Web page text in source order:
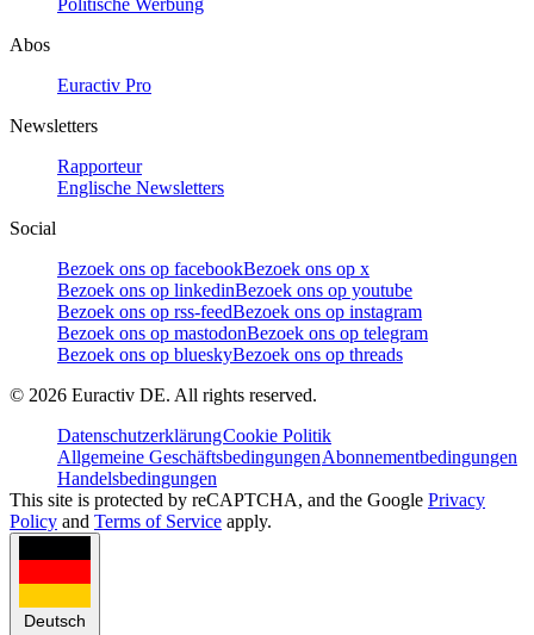
Politische Werbung
Abos
Euractiv Pro
Newsletters
Rapporteur
Englische Newsletters
Social
Bezoek ons op facebookBezoek ons op x
Bezoek ons op linkedinBezoek ons op youtube
Bezoek ons op rss-feedBezoek ons op instagram
Bezoek ons op mastodonBezoek ons op telegram
Bezoek ons op blueskyBezoek ons op threads
© 2026 Euractiv DE. All rights reserved.
DatenschutzerklärungCookie Politik
Allgemeine GeschäftsbedingungenAbonnementbedingungen
Handelsbedingungen
This site is protected by reCAPTCHA, and the Google Privacy
Policy and Terms of Service apply.
Deutsch